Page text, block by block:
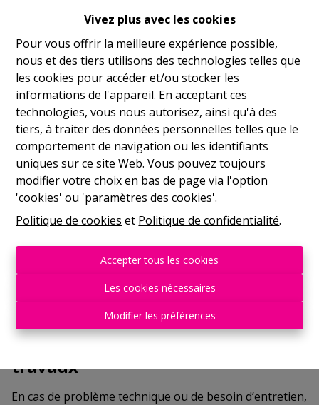
Vivez plus avec les cookies
Pour vous offrir la meilleure expérience possible,
nous et des tiers utilisons des technologies telles que
les cookies pour accéder et/ou stocker les
informations de l'appareil. En acceptant ces
technologies, vous nous autorisez, ainsi qu'à des
tiers, à traiter des données personnelles telles que le
comportement de navigation ou les identifiants
uniques sur ce site Web. Vous pouvez toujours
modifier votre choix en bas de page via l'option
'cookies' ou 'paramètres des cookies'.
Politique de cookies et Politique de confidentialité.
Accepter tous les cookies
Les cookies nécessaires
Modifier les préférences
Nous assurons une gestion rigoureuse et
transparente, avec un suivi régulier des comptes et des
documents accessibles à tout moment.
Une assurance loyers impayés
pour plus de sérénité !
Afin de vous protéger contre les risques locatifs, nous
proposons une assurance loyers impayés couvrant les
loyers et charges non réglés pendant une durée
pouvant aller jusqu’à 12 mois. Cette garantie permet de
sécuriser vos revenus locatifs tout en limitant les
Notre offre inclut également une protection juridique
du bailleur, permettant d’accompagner et de défendre
les propriétaires en cas de litige lié à la location du bien
et de récupérer d’éventuels dégâts locatifs.
L’entretien et la gestion des
travaux
En cas de problème technique ou de besoin d’entretien,